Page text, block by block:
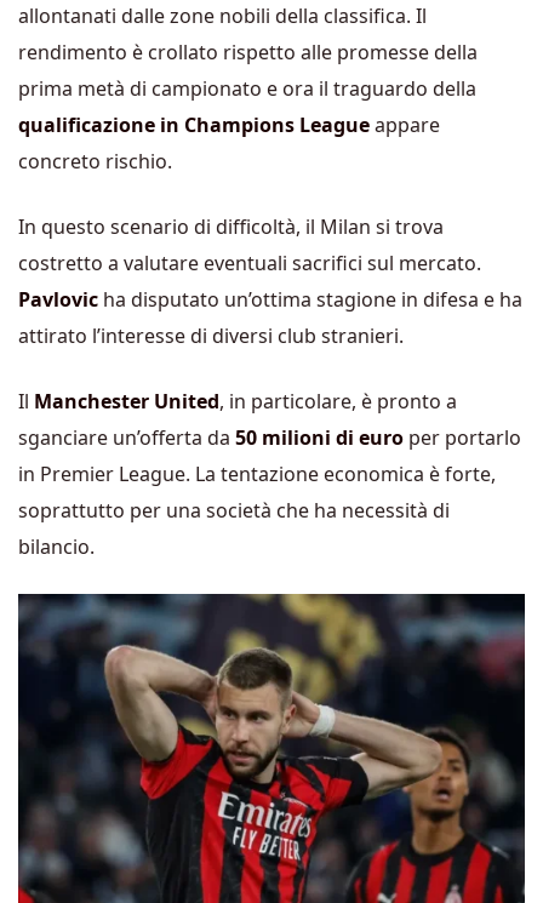
allontanati dalle zone nobili della classifica. Il
rendimento è crollato rispetto alle promesse della
prima metà di campionato e ora il traguardo della
qualificazione in Champions Leagueappare
concreto rischio.
In questo scenario di difficoltà, il Milan si trova
costretto a valutare eventuali sacrifici sul mercato.
Pavlovic ha disputato un’ottima stagione in difesa e ha
attirato l’interesse di diversi club stranieri.
Il Manchester United, in particolare, è pronto a
sganciare un’offerta da 50 milioni di euro per portarlo
in Premier League. La tentazione economica è forte,
soprattutto per una società che ha necessità di
bilancio.